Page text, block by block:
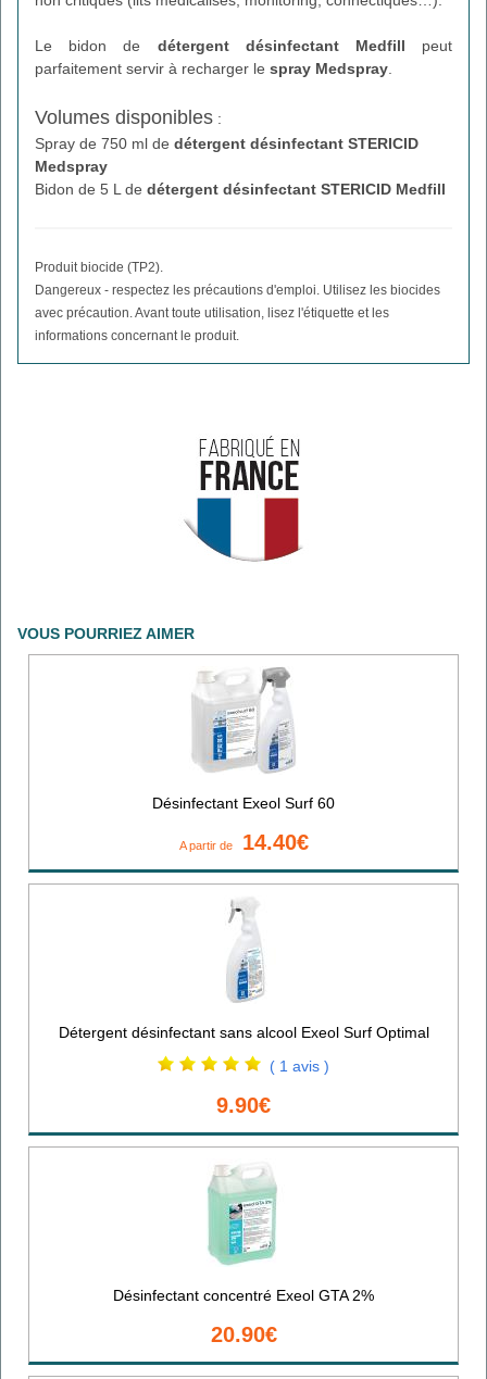
Le bidon de détergent désinfectant Medfill peut
parfaitement servir à recharger le spray Medspray
Volumes disponibles :
Spray de 750 ml de détergent désinfectant STERICID
Medspray
Bidon de 5 L de détergent désinfectant STERICID Medfill
Produit biocide (TP2).
Dangereux - respectez les précautions d'emploi. Utilisez les biocides
avec précaution. Avant toute utilisation, lisez l'étiquette et les
informations concernant le produit.
VOUS POURRIEZ AIMER
Désinfectant Exeol Surf 60
A partir de 14.40€
Détergent désinfectant sans alcool Exeol Surf Optimal
( 1 avis )
9.90€
Désinfectant concentré Exeol GTA 2%
20.90€